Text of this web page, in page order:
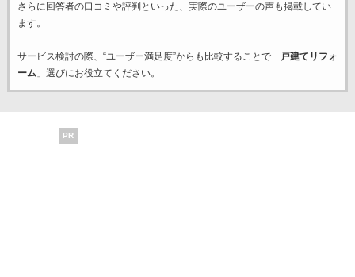
さらに回答者の口コミや評判といった、実際のユーザーの声も掲載してい
ます。
サービス検討の際、“ユーザー満足度”からも比較することで「 戸建てリフォ
ーム」選びにお役立てください。
PR